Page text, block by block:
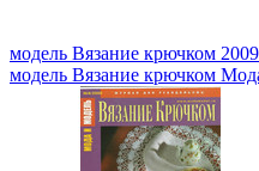
модель Вязание крючком
модель Вязание крючком